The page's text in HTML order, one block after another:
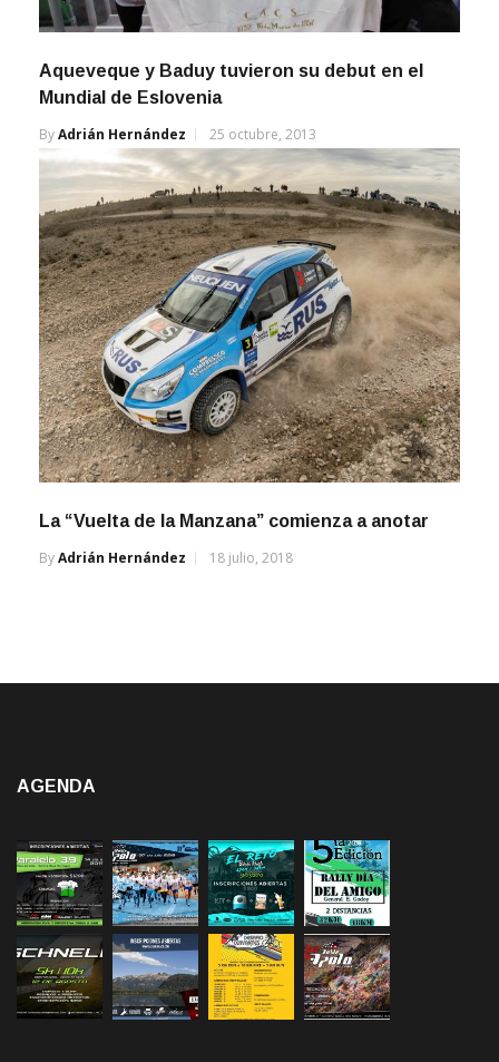
Aqueveque y Baduy tuvieron su debut en el
Mundial de Eslovenia
ByAdrián Hernández 25 octubre, 2013
La “Vuelta de la Manzana” comienza a anotar
ByAdrián Hernández 18 julio, 2018
AGENDA